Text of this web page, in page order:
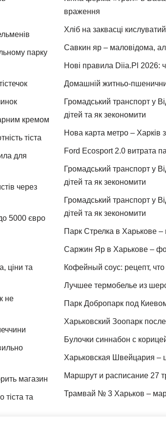
парку
кремом
тіста
для
через
5000 євро
ціни та
не
магазин
тіста та
враження
Хліб на заквасці
Савкин яр – маловідома,
Нові правила Diia.Pl 2026:
Домашній житньо-
Громадський транспорт у
дітей та як зекономити
Нова карта метро – Харків
Ford Ecosport 2.0 витрата
Громадський транспорт у
дітей та як зекономити
Громадський транспорт у
дітей та як зекономити
Парк Стрелка в Харькове –
Саржин Яр в Харькове –
Кофейный соус: рецепт, что
Лучшее термобелье из
Парк Добропарк под
Харьковский Зоопарк
Булочки синнабон с
Харьковская Швейцария –
Маршрут и расписание 27
Трамвай № 3 Харьков –